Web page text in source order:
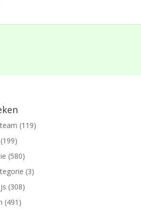
(119)
(199)
(580)
(3)
(308)
(491)